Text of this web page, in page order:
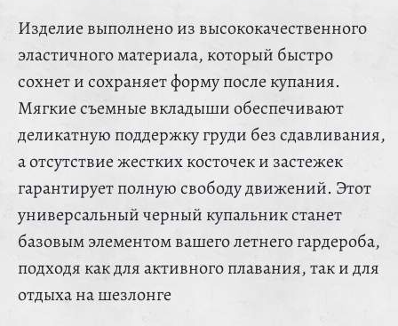
Изделие выполнено из высококачественного
эластичного материала, который быстро
сохнет и сохраняет форму после купания.
Мягкие съемные вкладыши обеспечивают
деликатную поддержку груди без сдавливания,
а отсутствие жестких косточек и застежек
гарантирует полную свободу движений. Этот
универсальный черный купальник станет
базовым элементом вашего летнего гардероба,
подходя как для активного плавания, так и для
отдыха на шезлонге